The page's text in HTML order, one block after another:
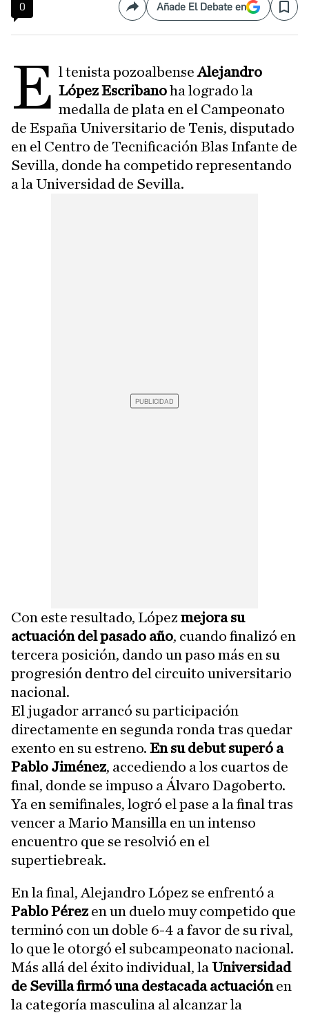
0 CompartirAñade El Debate en Save
E l tenista pozoalbenseAlejandro
López Escribanoha logrado la
medalla de plata en el Campeonato
de España Universitario de Tenis, disputado
en el Centro de Tecnificación Blas Infante de
Sevilla, donde ha competido representando
a la Universidad de Sevilla.
Con este resultado, Lópezmejora su
actuación del pasado año, cuando finalizó en
tercera posición, dando un paso más en su
progresión dentro del circuito universitario
nacional.
El jugador arrancó su participación
directamente en segunda ronda tras quedar
exento en su estreno. En su debut superó a
Pablo Jiménez, accediendo a los cuartos de
final, donde se impuso a Álvaro Dagoberto.
Ya en semifinales, logró el pase a la final tras
vencer a Mario Mansilla en un intenso
encuentro que se resolvió en el
supertiebreak.
En la final, Alejandro López se enfrentó a
Pablo Pérezen un duelo muy competido que
terminó con un doble 6-4 a favor de su rival,
lo que le otorgó el subcampeonato nacional.
Más allá del éxito individual, la Universidad
de Sevilla firmó una destacada actuaciónen
la categoría masculina al alcanzar la